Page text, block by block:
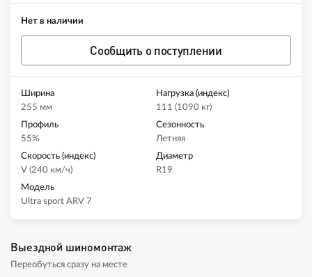
Нет в наличии
Сообщить о поступлении
Ширина
255 мм
Нагрузка (индекс)
111 (1090 кг)
Профиль
55%
Сезонность
Летняя
Скорость (индекс)
V (240 км/ч)
Диаметр
R19
Модель
Ultra sport ARV 7
Выездной шиномонтаж
Переобуться сразу на месте